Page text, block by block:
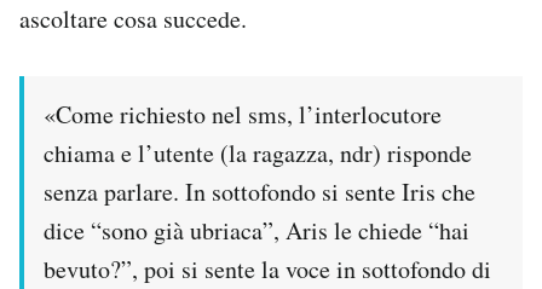
ascoltare cosa succede.
«Come richiesto nel sms, l’interlocutore
chiama e l’utente (la ragazza, ndr) risponde
senza parlare. In sottofondo si sente Iris che
dice “sono già ubriaca”, Aris le chiede “hai
bevuto?”, poi si sente la voce in sottofondo di